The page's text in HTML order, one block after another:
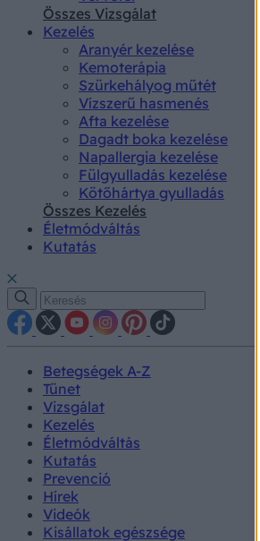
Összes Vizsgálat
Kezelés
Aranyér kezelése
Kemoterápia
Szürkehályog műtét
Vízszerű hasmenés
Afta kezelése
Dagadt boka kezelése
Napallergia kezelése
Fülgyulladás kezelése
Kötőhártya gyulladás
Összes Kezelés
Életmódváltás
Kutatás
Betegségek A-Z
Tünet
Vizsgálat
Kezelés
Életmódváltás
Kutatás
Prevenció
Hírek
Videók
Kisállatok egészsége